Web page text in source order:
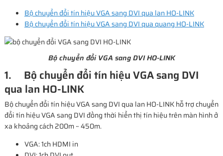
Bộ chuyển đổi tín hiệu VGA sang DVI qua lan HO-LINK
Bộ chuyển đổi tín hiệu VGA sang DVI qua quang HO-LINK
Bộ chuyển đổi VGA sang DVI HO-LINK
1. Bộ chuyển đổi tín hiệu VGA sang DVI
qua lan HO-LINK
Bộ chuyển đổi tín hiệu VGA sang DVI qua lan HO-LINK hỗ trợ chuyển
đổi tín hiệu VGA sang DVI đồng thời hiển thị tín hiệu trên màn hình ở
xa khoảng cách 200m ~ 450m.
VGA: 1ch HDMI in